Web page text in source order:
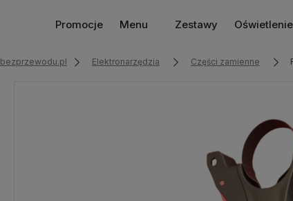
Promocje Menu Zestawy Oświetlenie
bezprzewodu.pl Elektronarzędzia Części zamienne